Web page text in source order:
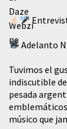
Adelanto
Tuvimos el
indiscutible
pesada
músico que